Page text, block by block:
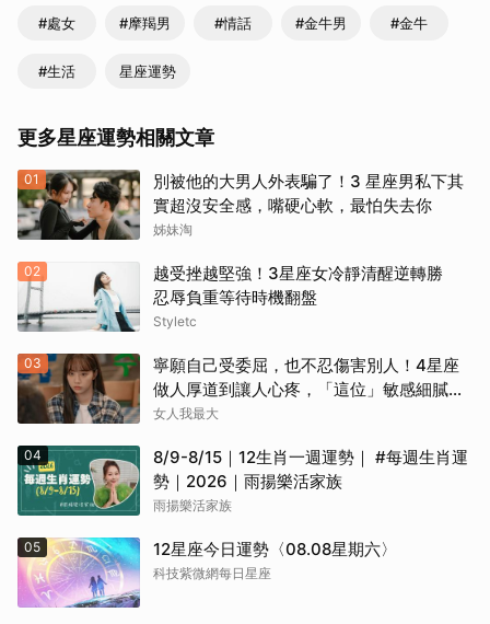
#處女 #摩羯男 #情話 #金牛男 #金牛
#生活 星座運勢
更多星座運勢相關文章
01
別被他的大男人外表騙了！3 星座男私下其
實超沒安全感，嘴硬心軟，最怕失去你
姊妹淘
02
越受挫越堅強！3星座女冷靜清醒逆轉勝
忍辱負重等待時機翻盤
Styletc
03
寧願自己受委屈，也不忍傷害別人！4星座
做人厚道到讓人心疼，「這位」敏感細膩搞
得自己不斷內耗
女人我最大
04
8/9-8/15｜12生肖一週運勢｜ #每週生肖運
勢｜2026｜雨揚樂活家族
雨揚樂活家族
05 12星座今日運勢〈08.08星期六〉
科技紫微網每日星座